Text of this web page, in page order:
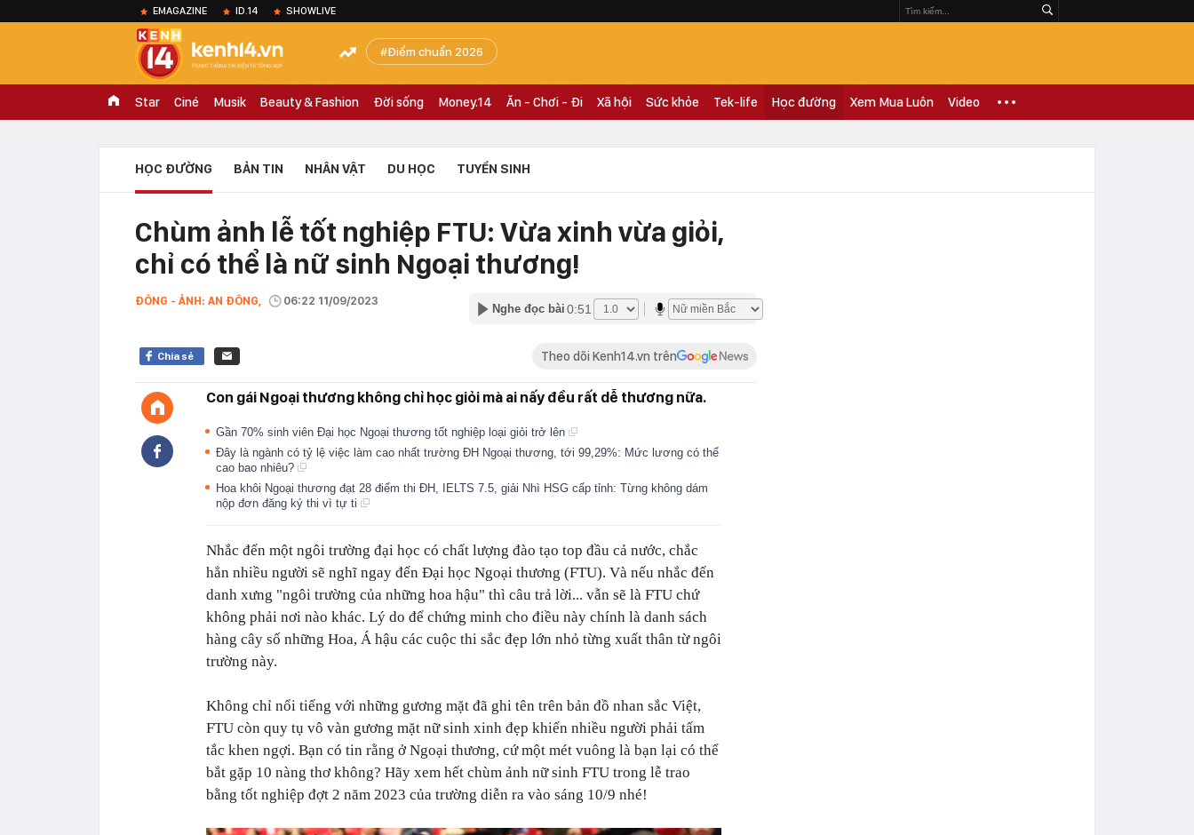
EMAGAZINE ID.14 SHOWLIVE
Điểm chuẩn 2026
Star Ciné Musik Beauty & Fashion Đời sống Money.14 Ăn - Chơi - Đi Xã hội Sức khỏe Tek-life Học đường Xem Mua Luôn Video
HỌC ĐƯỜNG BẢN TIN NHÂN VẬT DU HỌC TUYỂN SINH
Chùm ảnh lễ tốt nghiệp FTU: Vừa xinh vừa giỏi,
chỉ có thể là nữ sinh Ngoại thương!
ĐÔNG - ẢNH: AN ĐÔNG, 06:22 11/09/2023
Nghe đọc bài 0:51
Chia sẻ Theo dõi Kenh14.vn trên
Con gái Ngoại thương không chỉ học giỏi mà ai nấy đều rất dễ thương nữa.
Gần 70% sinh viên Đại học Ngoại thương tốt nghiệp loại giỏi trở lên
Đây là ngành có tỷ lệ việc làm cao nhất trường ĐH Ngoại thương, tới 99,29%: Mức lương có thể
cao bao nhiêu?
Hoa khôi Ngoại thương đạt 28 điểm thi ĐH, IELTS 7.5, giải Nhì HSG cấp tỉnh: Từng không dám
nộp đơn đăng ký thi vì tự ti
Nhắc đến một ngôi trường đại học có chất lượng đào tạo top đầu cả nước, chắc
hẳn nhiều người sẽ nghĩ ngay đến Đại học Ngoại thương (FTU). Và nếu nhắc đến
danh xưng "ngôi trường của những hoa hậu" thì câu trả lời... vẫn sẽ là FTU chứ
không phải nơi nào khác. Lý do để chứng minh cho điều này chính là danh sách
hàng cây số những Hoa, Á hậu các cuộc thi sắc đẹp lớn nhỏ từng xuất thân từ ngôi
trường này.
Không chỉ nổi tiếng với những gương mặt đã ghi tên trên bản đồ nhan sắc Việt,
FTU còn quy tụ vô vàn gương mặt nữ sinh xinh đẹp khiến nhiều người phải tấm
tắc khen ngợi. Bạn có tin rằng ở Ngoại thương, cứ một mét vuông là bạn lại có thể
bắt gặp 10 nàng thơ không? Hãy xem hết chùm ảnh nữ sinh FTU trong lễ trao
bằng tốt nghiệp đợt 2 năm 2023 của trường diễn ra vào sáng 10/9 nhé!